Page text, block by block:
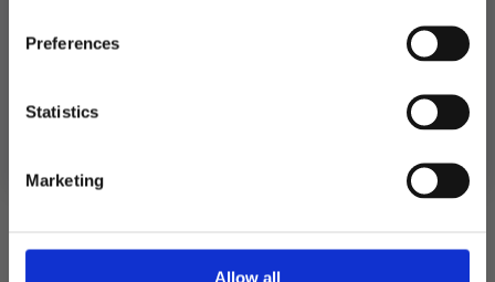
Preferences
Statistics
Marketing
Allow all